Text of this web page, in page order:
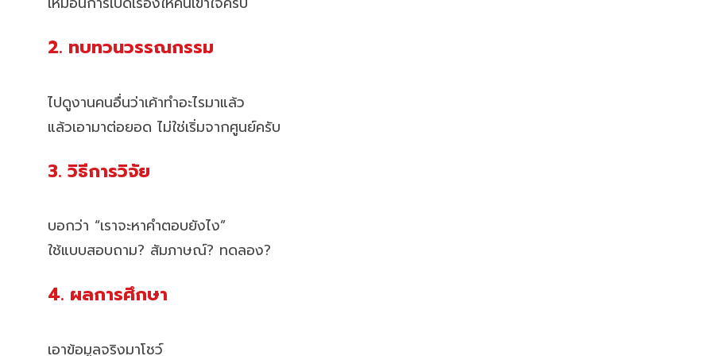
2. ทบทวนวรรณกรรม
ไปดูงานคนอื่นว่าเค้าทำอะไรมาแล้ว
แล้วเอามาต่อยอด ไม่ใช่เริ่มจากศูนย์ครับ
3. วิธีการวิจัย
บอกว่า “เราจะหาคำตอบยังไง”
ใช้แบบสอบถาม? สัมภาษณ์? ทดลอง?
4. ผลการศึกษา
เอาข้อมูลจริงมาโชว์